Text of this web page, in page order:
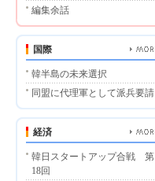
編集余話
国際
韓半島の未来選択
同盟に代理軍として派兵要請
経済
韓日スタートアップ合戦 第
18回